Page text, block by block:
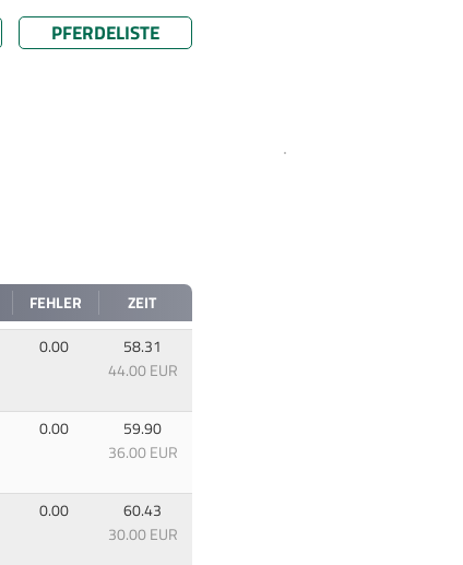
PFERDELISTE
FEHLER
ZEIT
0.00
58.31
44.00 EUR
0.00
59.90
36.00 EUR
0.00
60.43
30.00 EUR